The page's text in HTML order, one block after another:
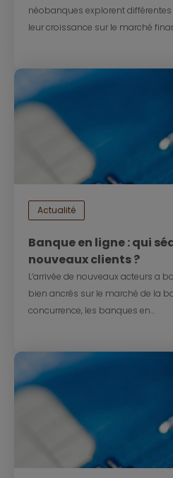
néobanques explorent
leur croissance sur le marché
Actualité
Banque en ligne : qui
nouveaux clients ?
L’arrivée de nouveaux acteurs a
bien ancrés sur le marché de la
concurrence, les banques en...